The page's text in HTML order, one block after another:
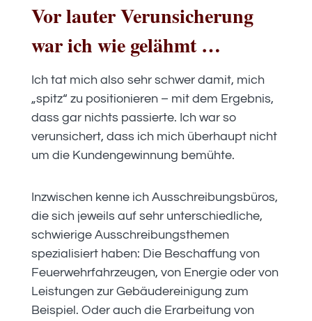
Vor lauter Verunsicherung
war ich wie gelähmt …
Ich tat mich also sehr schwer damit, mich
„spitz“ zu positionieren – mit dem Ergebnis,
dass gar nichts passierte. Ich war so
verunsichert, dass ich mich überhaupt nicht
um die Kundengewinnung bemühte.
Inzwischen kenne ich Ausschreibungsbüros,
die sich jeweils auf sehr unterschiedliche,
schwierige Ausschreibungsthemen
spezialisiert haben: Die Beschaffung von
Feuerwehrfahrzeugen, von Energie oder von
Leistungen zur Gebäudereinigung zum
Beispiel. Oder auch die Erarbeitung von